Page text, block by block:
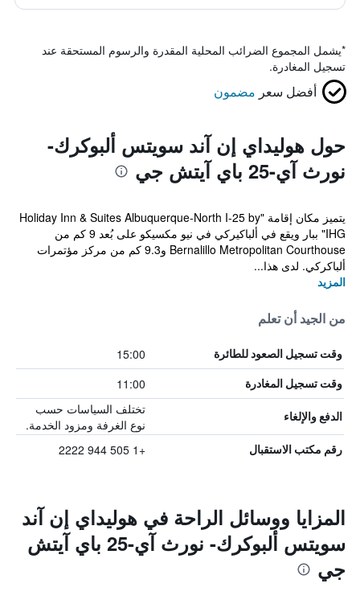
*يشمل المجموع الضرائب المحلية المقدرة والرسوم المستحقة عند
تسجيل المغادرة.
أفضل سعر مضمون
حول هوليداي إن آند سويتس ألبوكرك-
نورث آي-25 باي آيتش جي
يتميز مكان إقامة "Holiday Inn & Suites Albuquerque-North I-25 by
IHG" ببار ويقع في ألباكيركي في نيو مكسيكو على بُعد 9 كم من
Bernalillo Metropolitan Courthouse و9.3 كم من مركز مؤتمرات
ألباكركي. لدى هذا...
المزيد
من الجيد أن تعلم
وقت تسجيل الصعود للطائرة 15:00
وقت تسجيل المغادرة 11:00
الدفع والإلغاء
تختلف السياسات حسب
نوع الغرفة ومزود الخدمة.
رقم مكتب الاستقبال +1 505 944 2222
المزايا ووسائل الراحة في هوليداي إن آند
سويتس ألبوكرك- نورث آي-25 باي آيتش
جي